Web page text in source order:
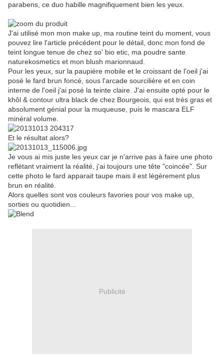
parabens, ce duo habille magnifiquement bien les yeux.
J'ai utilisé mon mon make up, ma routine teint du moment, vous
pouvez lire l'article précédent pour le détail, donc mon fond de
teint longue tenue de chez so' bio etic, ma poudre sante
naturekosmetics et mon blush marionnaud.
Pour les yeux, sur la paupière mobile et le croissant de l'oeil j'ai
posé le fard brun foncé, sous l'arcade sourcilière et en coin
interne de l'oeil j'ai posé la teinte claire. J'ai ensuite opté pour le
khôl & contour ultra black de chez Bourgeois, qui est très gras et
absolument génial pour la muqueuse, puis le mascara ELF
minéral volume.
Et le résultat alors?
Je vous ai mis juste les yeux car je n'arrive pas à faire une photo
reflétant vraiment la réalité, j'ai toujours une tête "coincée". Sur
cette photo le fard apparait taupe mais il est légèrement plus
brun en réalité.
Alors quelles sont vos couleurs favories pour vos make up,
sorties ou quotidien...
Publicité